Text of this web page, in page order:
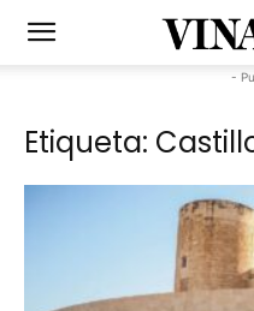
-
Etiqueta: